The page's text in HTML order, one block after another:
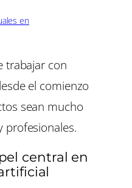
en
trabajar con
el comienzo
sean mucho
profesionales.
central en